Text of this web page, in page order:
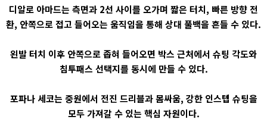
디알로 아마드는 측면과 2선 사이를 오가며 짧은 터치, 빠른 방향 전
환, 안쪽으로 접고 들어오는 움직임을 통해 상대 풀백을 흔들 수 있다.
왼발 터치 이후 안쪽으로 좁혀 들어오면 박스 근처에서 슈팅 각도와
침투패스 선택지를 동시에 만들 수 있다.
포파나 세코는 중원에서 전진 드리블과 몸싸움, 강한 인스텝 슈팅을
모두 가져갈 수 있는 핵심 자원이다.